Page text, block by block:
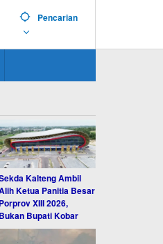
Pencarian
Kalteng Ambil
Ketua Panitia Besar
Porprov XIII 2026,
Bukan Bupati Kobar